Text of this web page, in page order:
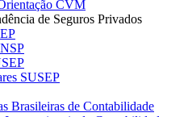
CVM
de Seguros Privados
SUSEP
Brasileiras de Contabilidade